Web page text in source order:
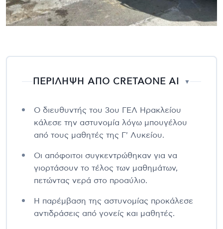
ΠΕΡΙΛΗΨΗ ΑΠΟ CRETAONE AI ▼
Ο διευθυντής του 3ου ΓΕΛ Ηρακλείου
κάλεσε την αστυνομία λόγω μπουγέλου
από τους μαθητές της Γ' Λυκείου.
Οι απόφοιτοι συγκεντρώθηκαν για να
γιορτάσουν το τέλος των μαθημάτων,
πετώντας νερά στο προαύλιο.
Η παρέμβαση της αστυνομίας προκάλεσε
αντιδράσεις από γονείς και μαθητές.